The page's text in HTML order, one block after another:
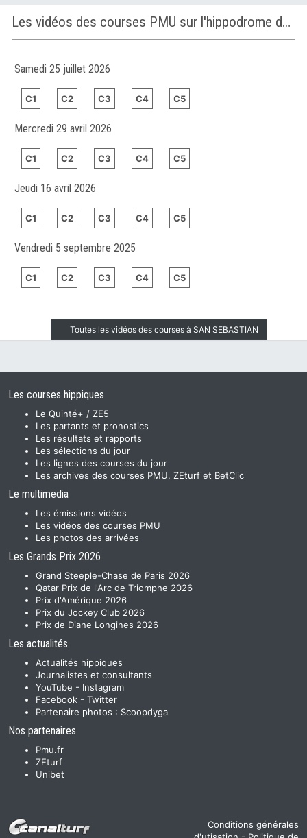
Les vidéos des courses PMU sur l'hippodrome de SAN SEBASTIAN
Samedi 25 juillet 2026
C1 C2 C3 C4 C5
Mercredi 29 avril 2026
C1 C2 C3 C4 C5
Jeudi 16 avril 2026
C1 C2 C3 C4 C5
Vendredi 5 septembre 2025
C1 C2 C3 C4 C5
Toutes les vidéos des courses à SAN SEBASTIAN
Les courses hippiques
Le Quinté+ / ZE5
Les partants et pronostics
Les résultats et rapports
Les sélections du jour
Les lignes des courses du jour
Les archives des courses PMU, ZEturf et BetClic
Le multimedia
Les émissions vidéos
Les vidéos des courses PMU
Les photos des arrivées
Les Grands Prix 2026
Grand Steeple-Chase de Paris 2026
Qatar Prix de l'Arc de Triomphe 2026
Prix d'Amérique 2026
Prix du Jockey Club 2026
Prix de Diane Longines 2026
Les actualités
Actualités hippiques
Journalistes et consultants
YouTube - Instagram
Facebook - Twitter
Partenaire photos : Scoopdyga
Nos partenaires
Pmu.fr
ZEturf
Unibet
Conditions générales